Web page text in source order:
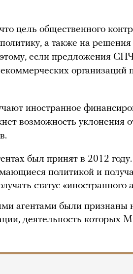
цель общественного
а также на решения
если предложения
организаций
иностранное
возможность уклонения
был принят в 2012 году.
политикой и
статус «иностранного
агентами были признаны
деятельность которых